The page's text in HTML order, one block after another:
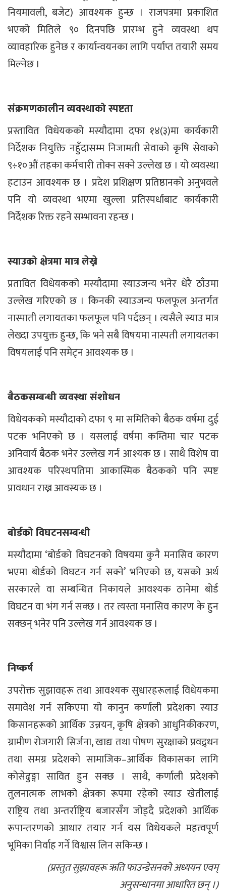
नियमावली, बजेट) आवश्यक हुन्छ । राजपत्रमा प्रकाशित
भएको मितिले ९० दिनपछि प्रारम्भ हुने व्यवस्था थप
व्यावहारिक हुनेछ र कार्यान्वयनका लागि पर्याप्त तयारी समय
मिल्नेछ ।
संक्रमणकालीन व्यवस्थाको स्पष्टता
प्रस्तावित विधेयकको मस्यौदामा दफा १४(३)मा कार्यकारी
निर्देशक नियुक्ति नहुँदासम्म निजामती सेवाको कृषि सेवाको
९÷१०औं तहका कर्मचारी तोक्न सक्ने उल्लेख छ । यो व्यवस्था
हटाउन आवश्यक छ । प्रदेश प्रशिक्षण प्रतिष्ठानको अनुभवले
पनि यो व्यवस्था भएमा खुल्ला प्रतिस्पर्धाबाट कार्यकारी
निर्देशक रिक्त रहने सम्भावना रहन्छ ।
स्याउको क्षेत्रमा मात्र लेख्ने
प्रतावित विधेयकको मस्यौदामा स्याउजन्य भनेर धेरै ठाँउमा
उल्लेख गरिएको छ । किनकी स्याउजन्य फलफूल अन्तर्गत
नास्पाती लगायतका फलफूल पनि पर्दछन् । त्यसैले स्याउ मात्र
लेख्दा उपयुक्त हुन्छ, कि भने सबै विषयमा नास्पती लगायतका
विषयलाई पनि समेट्न आवश्यक छ ।
बैठकसम्बन्धी व्यवस्था संशोधन
विधेयकको मस्यौदाको दफा ९ मा समितिको बैठक वर्षमा दुई
पटक भनिएको छ । यसलाई वर्षमा कम्तिमा चार पटक
अनिवार्य बैठक भनेर उल्लेख गर्न आश्यक छ । साथै विशेष वा
आवश्यक परिस्थपतिमा आकास्मिक बैठकको पनि स्पष्ट
प्रावधान राख्न आवस्यक छ ।
बोर्डको विघटनसम्बन्धी
मस्यौदामा ‘बोर्डको विघटनको विषयमा कुनै मनासिव कारण
भएमा बोर्डको विघटन गर्न सक्ने’ भनिएको छ, यसको अर्थ
सरकारले वा सम्बन्धित निकायले आवश्यक ठानेमा बोर्ड
विघटन वा भंग गर्न सक्छ । तर त्यस्ता मनासिव कारण के हुन
सक्छन् भनेर पनि उल्लेख गर्न आवश्यक छ ।
निष्कर्ष
उपरोक्त सुझावहरू तथा आवश्यक सुधारहरूलाई विधेयकमा
समावेश गर्न सकिएमा यो कानुन कर्णाली प्रदेशका स्याउ
किसानहरूको आर्थिक उन्नयन, कृषि क्षेत्रको आधुनिकीकरण,
ग्रामीण रोजगारी सिर्जना, खाद्य तथा पोषण सुरक्षाको प्रवद्र्धन
तथा समग्र प्रदेशको सामाजिक–आर्थिक विकासका लागि
कोसेढुङ्गा सावित हुन सक्छ । साथै, कर्णाली प्रदेशको
तुलनात्मक लाभको क्षेत्रका रूपमा रहेको स्याउ खेतीलाई
राष्ट्रिय तथा अन्तर्राष्ट्रिय बजारसँग जोड्दै प्रदेशको आर्थिक
रूपान्तरणको आधार तयार गर्न यस विधेयकले महत्वपूर्ण
भूमिका निर्वाह गर्ने विश्वास लिन सकिन्छ ।
(प्रस्तुत सुझावहरू ऋति फाउन्डेसनको अध्ययन एवम्
अनुसन्धानमा आधारित छन् ।)